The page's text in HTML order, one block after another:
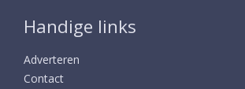
Handige links
Adverteren
Contact